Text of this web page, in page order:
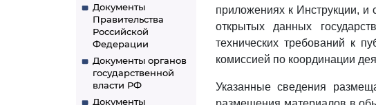
Документы
Правительства
Российской
Федерации
Документы органов
государственной
власти РФ
Документы
приложениях к Инструкции, и
открытых данных
технических требований к
комиссией по координации
Указанные сведения